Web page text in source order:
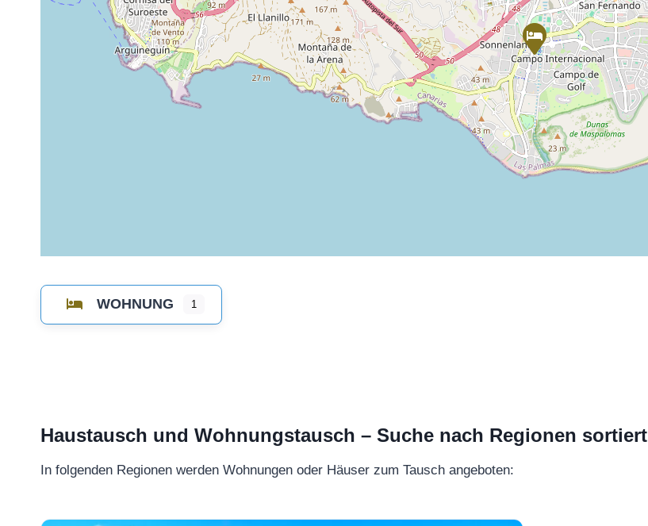
WOHNUNG 1
Haustausch und Wohnungstausch – Suche nach Regionen sortiert
In folgenden Regionen werden Wohnungen oder Häuser zum Tausch angeboten: